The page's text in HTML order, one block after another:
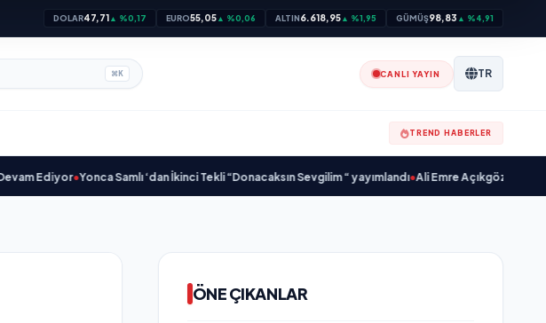
DOLAR47,71▲ %0,17 EURO55,05▲ %0,06 ALTIN6.618,95▲ %1,95 GÜMÜŞ98,83 ▲ %4,91
⌘K CANLI YAYIN TR
TREND HABERLER
Yonca Samlı ‘dan İkinci Tekli “Donacaksın Sevgilim “ yayımlandı•Ali Emre Açıkgöz Galimidi, Eski AB
ÖNE ÇIKANLAR